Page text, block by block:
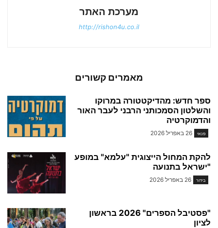
מערכת האתר
http://rishon4u.co.il
מאמרים קשורים
ספר חדש: מהדיקטטורה במרוקו
והשלטון הסמכותני הרבני לעבר האור
והדמוקרטיה
פנאי 26 באפריל 2026
להקת המחול הייצוגית "עלמא" במופע
"ישראל בתנועה
בידור 26 באפריל 2026
"פסטיבל הספרים" 2026 בראשון
לציון